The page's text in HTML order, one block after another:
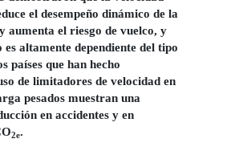
el desempeño dinámico de la
aumenta el riesgo de vuelco, y
es altamente dependiente del tipo
países que han hecho
de limitadores de velocidad en
pesados muestran una
en accidentes y en
2e.